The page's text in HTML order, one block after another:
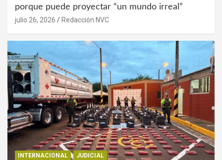
porque puede proyectar “un mundo irreal”
julio 26, 2026 Redacción NVC
INTERNACIONAL JUDICIAL